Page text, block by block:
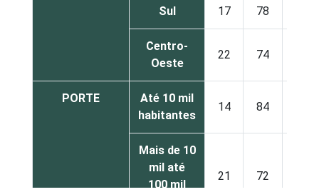
Sul 17 78
Centro-
Oeste
22 74
PORTE
Até 10 mil
habitantes
14 84
Mais de 10
mil até
100 mil
21 72